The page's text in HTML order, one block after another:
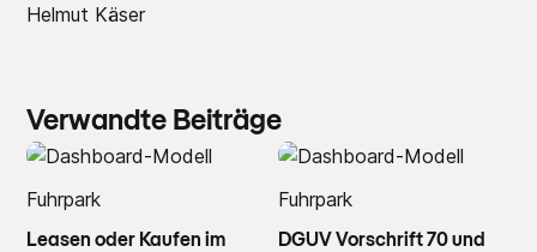
Helmut Käser
Verwandte Beiträge
Fuhrpark
Leasen oder Kaufen im
Fuhrpark
DGUV Vorschrift 70 und